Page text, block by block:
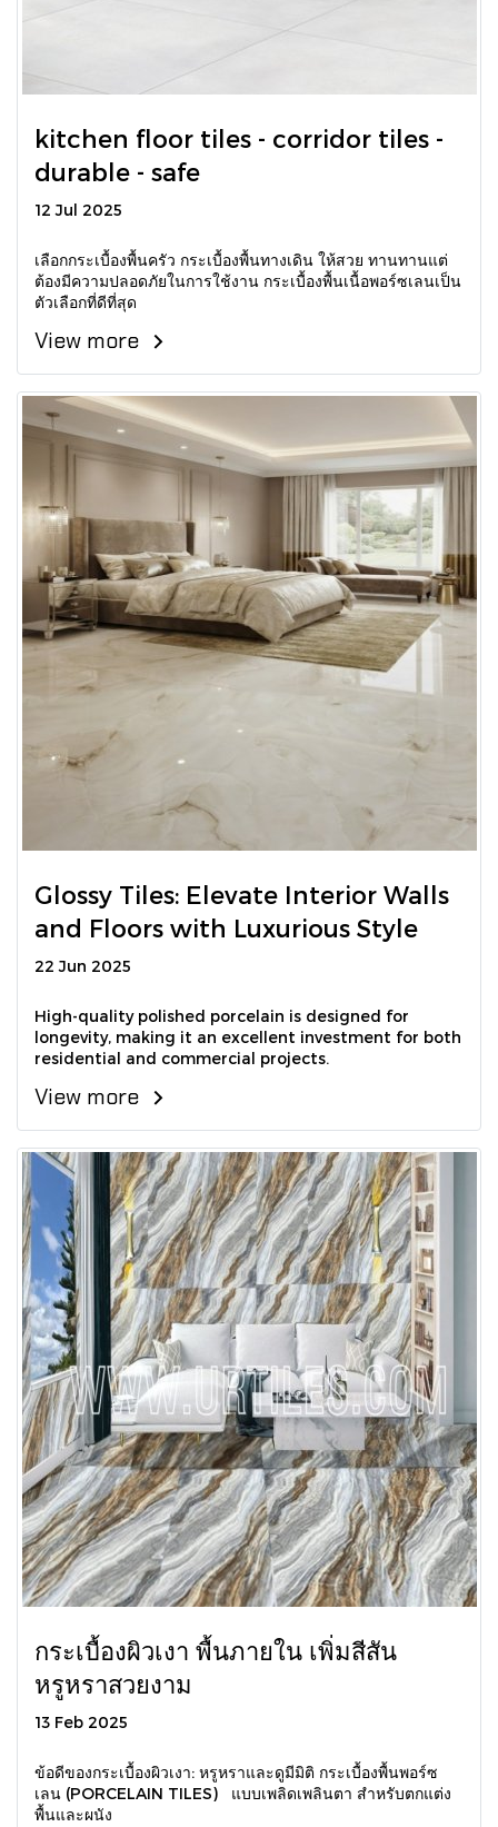
kitchen floor tiles - corridor tiles -
durable - safe
12 Jul 2025
เลือกกระเบื้องพื้นครัว กระเบื้องพื้นทางเดิน ให้สวย ทานทานแต่
ต้องมีความปลอดภัยในการใช้งาน กระเบื้องพื้นเนื้อพอร์ซเลนเป็น
ตัวเลือกที่ดีที่สุด
View more
Glossy Tiles: Elevate Interior Walls
and Floors with Luxurious Style
22 Jun 2025
High-quality polished porcelain is designed for
longevity, making it an excellent investment for both
residential and commercial projects.
View more
กระเบื้องผิวเงา พื้นภายใน เพิ่มสีสัน
หรูหราสวยงาม
13 Feb 2025
ข้อดีของกระเบื้องผิวเงา: หรูหราและดูมีมิติ กระเบื้องพื้นพอร์ซ
เลน (PORCELAIN TILES) แบบเพลิดเพลินตา สำหรับตกแต่ง
พื้นและผนัง